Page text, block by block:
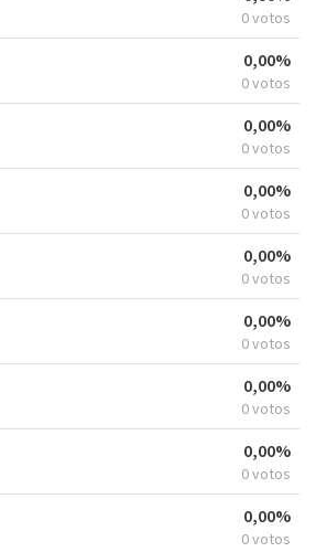
0 votos
0,00%
0 votos
0,00%
0 votos
0,00%
0 votos
0,00%
0 votos
0,00%
0 votos
0,00%
0 votos
0,00%
0 votos
0,00%
0 votos